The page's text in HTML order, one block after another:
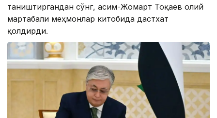
таништиргандан сўнг, Қасим-Жомарт Тоқаев олий
мартабали меҳмонлар китобида дастхат
қолдирди.